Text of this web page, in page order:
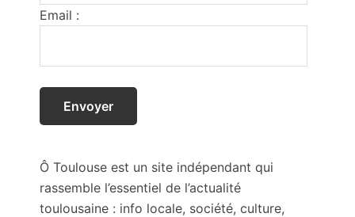
Email :
Ô Toulouse est un site indépendant qui
rassemble l’essentiel de l’actualité
toulousaine : info locale, société, culture,